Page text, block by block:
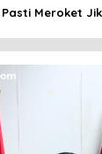
Pasti Meroket